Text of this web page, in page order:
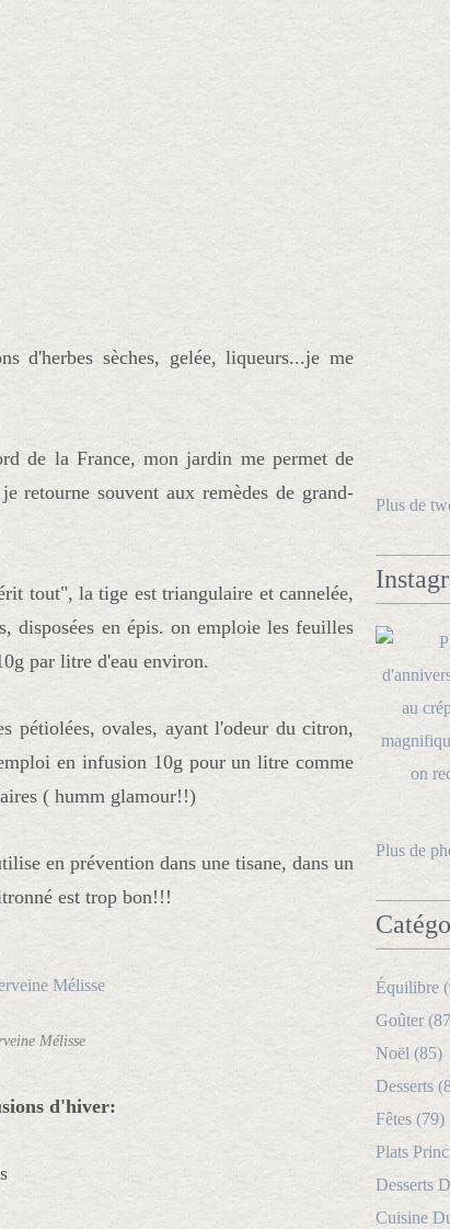
d'herbes sèches, gelée, liqueurs...je me
de la France, mon jardin me permet de
retourne souvent aux remèdes de grand-
tout", la tige est triangulaire et cannelée,
disposées en épis. on emploie les feuilles
par litre d'eau environ.
pétiolées, ovales, ayant l'odeur du citron,
en infusion 10g pour un litre comme
( humm glamour!!)
en prévention dans une tisane, dans un
est trop bon!!!
Mélisse
d'hiver:
Plus de
Plus de
Équilibre
Goûter
Noël (85)
Desserts
Fêtes (79)
Plats
Desserts
Cuisine